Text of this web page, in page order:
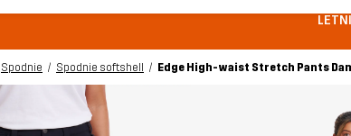
Spodnie Spodnie softshell
Edge High-waist Stretch Pants